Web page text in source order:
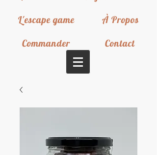
L'escape game
À Propos
Commander
Contact